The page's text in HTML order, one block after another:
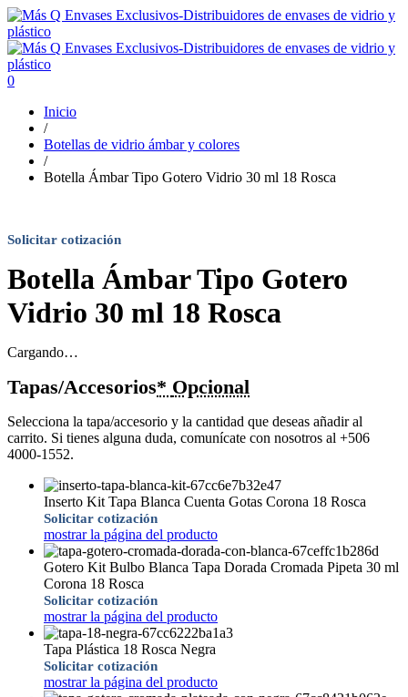
0
Inicio
/
Botellas de vidrio ámbar y colores
/
Botella Ámbar Tipo Gotero Vidrio 30 ml 18 Rosca
Solicitar cotización
Botella Ámbar Tipo Gotero
Vidrio 30 ml 18 Rosca
Cargando…
Tapas/Accesorios* Opcional
Selecciona la tapa/accesorio y la cantidad que deseas añadir al
carrito. Si tienes alguna duda, comunícate con nosotros al +506
4000-1552.
Inserto Kit Tapa Blanca Cuenta Gotas Corona 18 Rosca
Solicitar cotización
mostrar la página del producto
Gotero Kit Bulbo Blanca Tapa Dorada Cromada Pipeta 30 ml
Corona 18 Rosca
Solicitar cotización
mostrar la página del producto
Tapa Plástica 18 Rosca Negra
Solicitar cotización
mostrar la página del producto